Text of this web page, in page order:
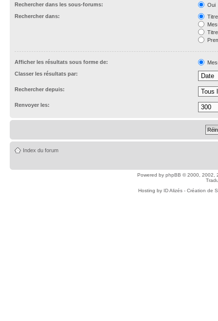
Rechercher dans les sous-forums:
Oui
Rechercher dans:
Afficher les résultats sous forme de:
Classer les résultats par:
Rechercher depuis:
Renvoyer les:
Index du forum
Powered by phpBB © 2000, 2002,
Hosting by ID Alizés - Création de